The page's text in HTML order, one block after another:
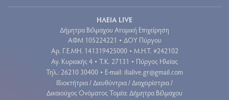
ΗΛΕΙΑ LIVE
Δήμητρα Βέλμαχου Ατομική Επιχείρηση
ΑΦΜ 105224221 • ΔΟΥ Πύργου
Aρ. Γ.Ε.ΜΗ. 141319425000 • Μ.Η.Τ. #242102
Αγ. Κυριακής 4 • Τ.Κ. 27131 • Πύργος Ηλείας
Τηλ.: 26210 30400 • E-mail: ilialive.gr@gmail.com
Ιδιοκτήτρια / Διευθύντρια / Διαχειρίστρια /
Δικαιούχος Ονόματος Τομέα: Δήμητρα Βέλμαχου